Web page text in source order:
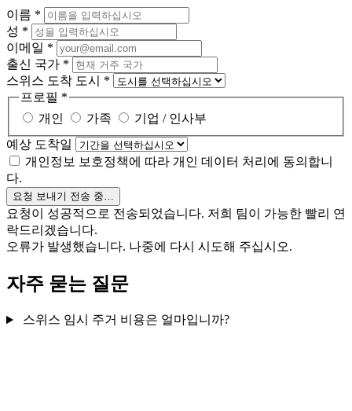
이름 *
성 *
이메일 *
출신 국가 *
스위스 도착 도시 *
프로필 *
개인
가족
기업 / 인사부
예상 도착일
개인정보 보호정책에 따라 개인 데이터 처리에 동의합니
다.
요청 보내기 전송 중…
요청이 성공적으로 전송되었습니다. 저희 팀이 가능한 빨리 연
락드리겠습니다.
오류가 발생했습니다. 나중에 다시 시도해 주십시오.
자주 묻는 질문
스위스 임시 주거 비용은 얼마입니까?